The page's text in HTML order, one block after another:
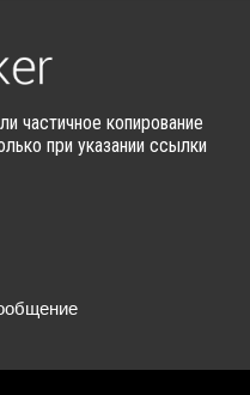
частичное копирование
при указании ссылки